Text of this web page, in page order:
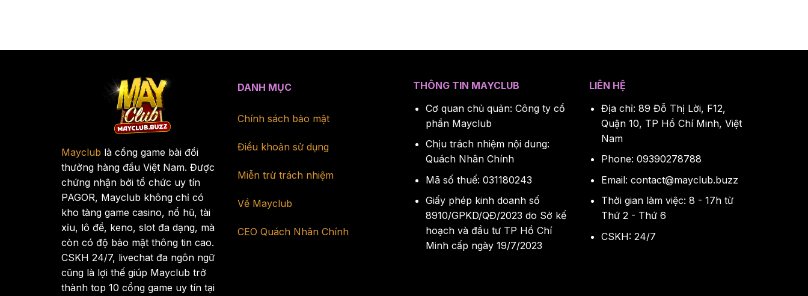
Mayclub là cổng game bài đổi
thưởng hàng đầu Việt Nam. Được
chứng nhận bởi tổ chức uy tín
PAGOR, Mayclub không chỉ có
kho tàng game casino, nổ hũ, tài
xỉu, lô đề, keno, slot đa dạng, mà
còn có độ bảo mật thông tin cao.
CSKH 24/7, livechat đa ngôn ngữ
cũng là lợi thế giúp Mayclub trở
thành top 10 cổng game uy tín tại
DANH MỤC
Chính sách bảo mật
Điều khoản sử dụng
Miễn trừ trách nhiệm
Về Mayclub
CEO Quách Nhân Chính
THÔNG TIN MAYCLUB
Cơ quan chủ quản: Công ty cổ
phần Mayclub
Chịu trách nhiệm nội dung:
Quách Nhân Chính
Mã số thuế: 031180243
Giấy phép kinh doanh số
8910/GPKD/QĐ/2023 do Sở kế
hoạch và đầu tư TP Hồ Chí
Minh cấp ngày 19/7/2023
LIÊN HỆ
Địa chỉ: 89 Đỗ Thị Lời, F12,
Quận 10, TP Hồ Chí Minh, Việt
Nam
Phone: 09390278788
Email:contact@mayclub.buzz
Thời gian làm việc: 8 - 17h từ
Thứ 2 - Thứ 6
CSKH: 24/7